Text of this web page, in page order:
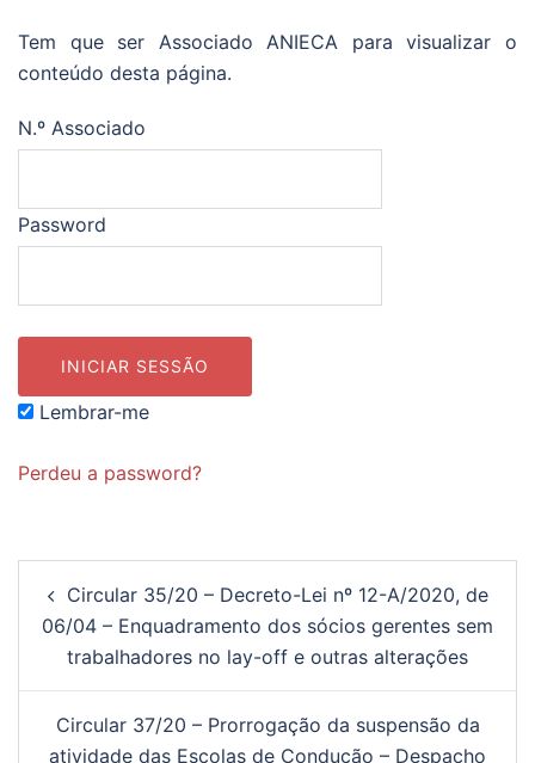
Tem que ser Associado ANIECA para visualizar o
conteúdo desta página.
N.º Associado
Password
Lembrar-me
Perdeu a password?
de
artigos
Circular 35/20 – Decreto-Lei nº 12-A/2020, de
06/04 – Enquadramento dos sócios gerentes sem
trabalhadores no lay-off e outras alterações
Circular 37/20 – Prorrogação da suspensão da
atividade das Escolas de Condução – Despacho